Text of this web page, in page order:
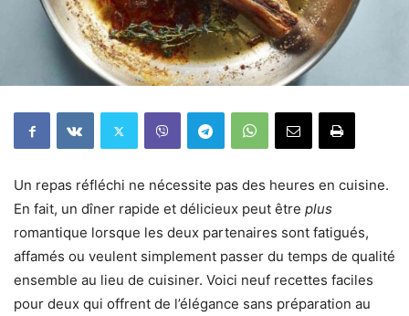
Un repas réfléchi ne nécessite pas des heures en cuisine.
En fait, un dîner rapide et délicieux peut être plus
romantique lorsque les deux partenaires sont fatigués,
affamés ou veulent simplement passer du temps de qualité
ensemble au lieu de cuisiner. Voici neuf recettes faciles
pour deux qui offrent de l’élégance sans préparation au